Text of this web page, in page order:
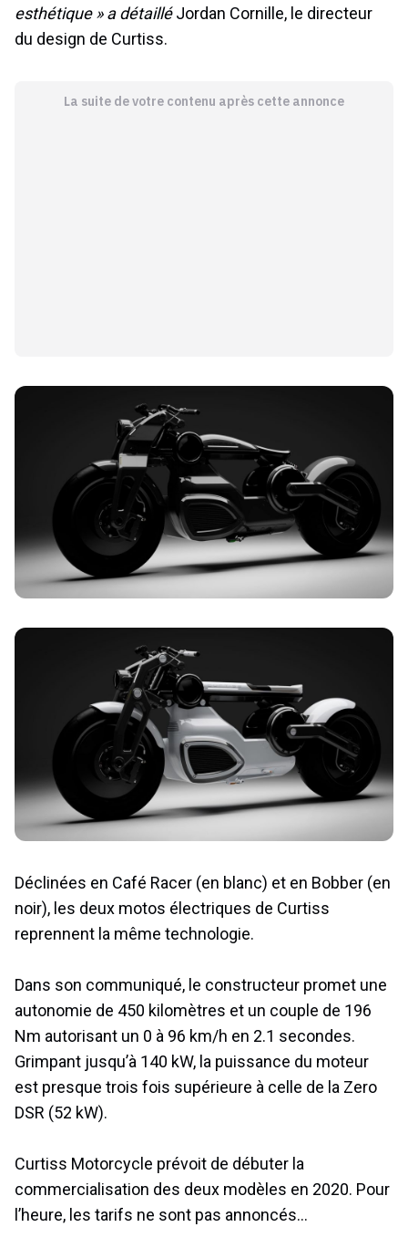
esthétique » a détailléJordan Cornille, le directeur
du design de Curtiss.
La suite de votre contenu après cette annonce
Déclinées en Café Racer (en blanc) et en Bobber (en
noir), les deux motos électriques de Curtiss
reprennent la même technologie.
Dans son communiqué, le constructeur promet une
autonomie de 450 kilomètres et un couple de 196
Nm autorisant un 0 à 96 km/h en 2.1 secondes.
Grimpant jusqu’à 140 kW, la puissance du moteur
est presque trois fois supérieure à celle de la Zero
DSR (52 kW).
Curtiss Motorcycle prévoit de débuter la
commercialisation des deux modèles en 2020. Pour
l’heure, les tarifs ne sont pas annoncés…